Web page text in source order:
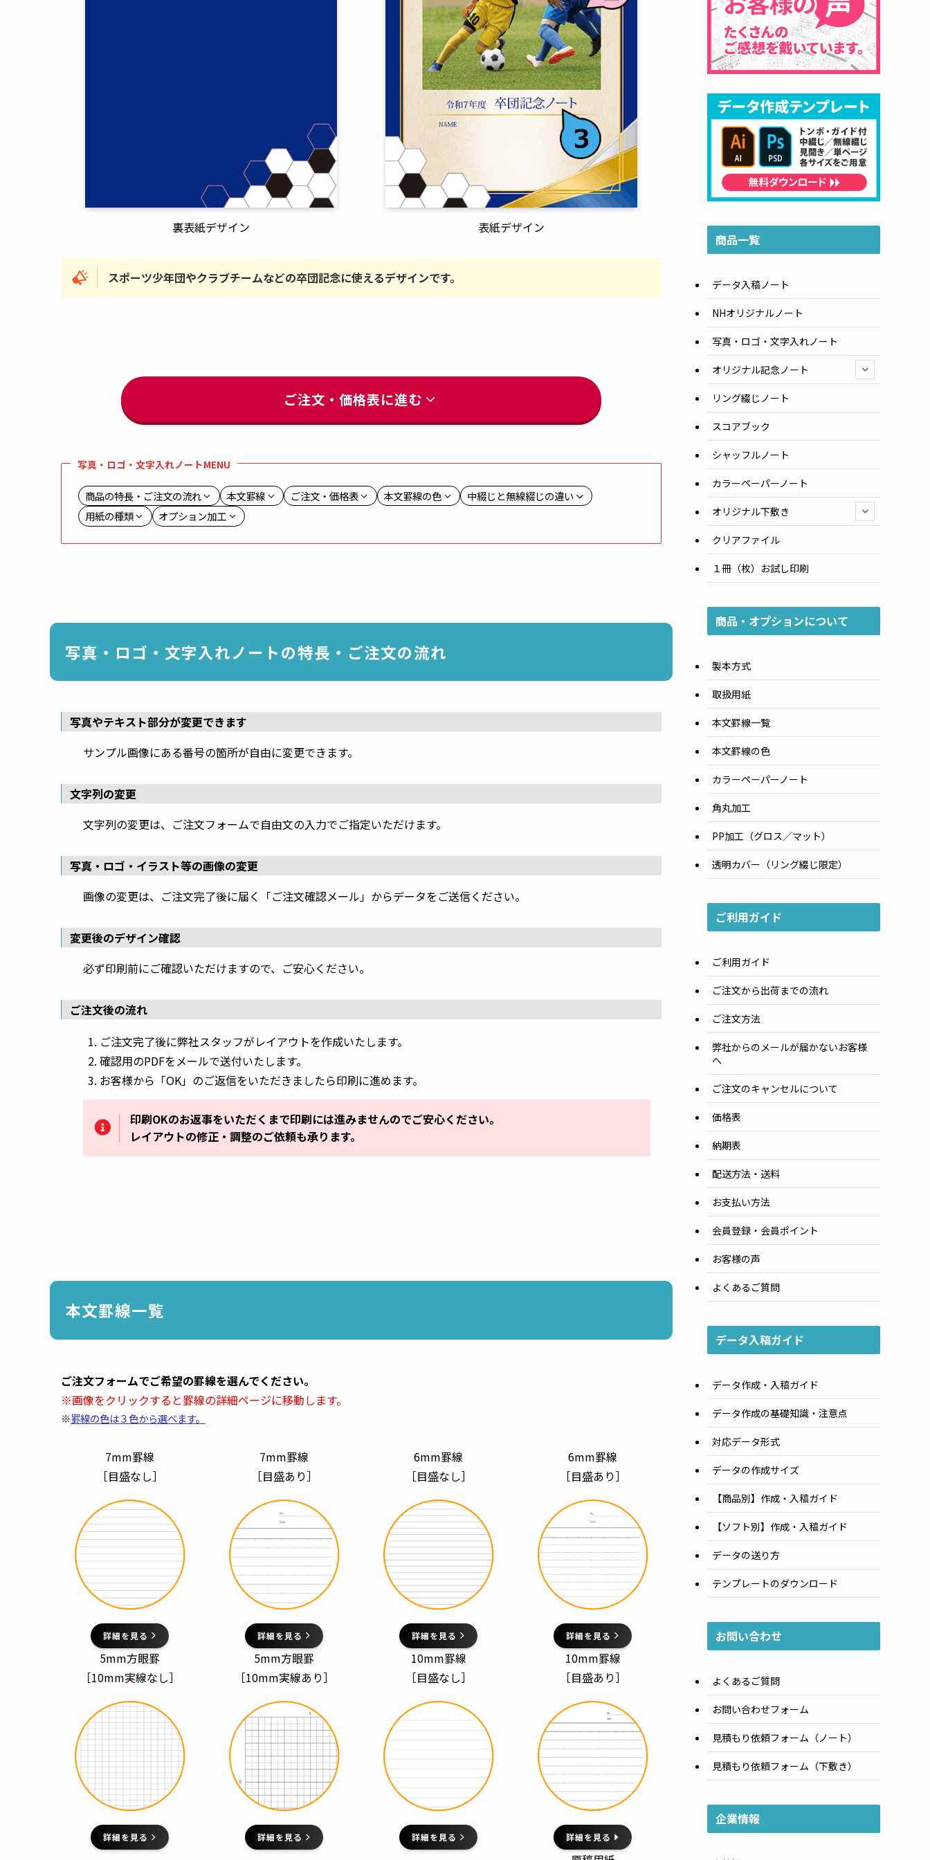
裏表紙デザイン 表紙デザイン
スポーツ少年団やクラブチームなどの卒団記念に使えるデザインです。
ご注文・価格表に進む
写真・ロゴ・文字入れノートMENU
商品の特長・ご注文の流れ 本文罫線 ご注文・価格表 本文罫線の色
中綴じと無線綴じの違い
用紙の種類
オプション加工
写真・ロゴ・文字入れノートの特長・ご注文の流れ
写真やテキスト部分が変更できます
サンプル画像にある番号の箇所が自由に変更できます。
文字列の変更
文字列の変更は、ご注文フォームで自由文の入力でご指定いただけます。
写真・ロゴ・イラスト等の画像の変更
画像の変更は、ご注文完了後に届く「ご注文確認メール」からデータをご送信ください。
変更後のデザイン確認
必ず印刷前にご確認いただけますので、ご安心ください。
ご注文後の流れ
ご注文完了後に弊社スタッフがレイアウトを作成いたします。
確認用のPDFをメールで送付いたします。
お客様から「OK」のご返信をいただきましたら印刷に進めます。
印刷OKのお返事をいただくまで印刷には進みませんのでご安心ください。
レイアウトの修正・調整のご依頼も承ります。
本文罫線一覧
ご注文フォームでご希望の罫線を選んでください。
※画像をクリックすると罫線の詳細ページに移動します。
※罫線の色は３色から選べます。
7mm罫線
［目盛なし］
詳細を見る
7mm罫線
［目盛あり］
詳細を見る
6mm罫線
［目盛なし］
詳細を見る
6mm罫線
［目盛あり］
詳細を見る
5mm方眼罫
［10mm実線なし］
詳細を見る
5mm方眼罫
［10mm実線あり］
詳細を見る
10mm罫線
［目盛なし］
詳細を見る
10mm罫線
［目盛あり］
詳細を見る
商品一覧
データ入稿ノート
NHオリジナルノート
写真・ロゴ・文字入れノート
オリジナル記念ノート
リング綴じノート
スコアブック
シャッフルノート
カラーペーパーノート
オリジナル下敷き
クリアファイル
１冊（枚）お試し印刷
商品・オプションについて
製本方式
取扱用紙
本文罫線一覧
本文罫線の色
カラーペーパーノート
角丸加工
PP加工（グロス／マット）
透明カバー（リング綴じ限定）
ご利用ガイド
ご利用ガイド
ご注文から出荷までの流れ
ご注文方法
弊社からのメールが届かないお客様
へ
ご注文のキャンセルについて
価格表
納期表
配送方法・送料
お支払い方法
会員登録・会員ポイント
お客様の声
よくあるご質問
データ入稿ガイド
データ作成・入稿ガイド
データ作成の基礎知識・注意点
対応データ形式
データの作成サイズ
【商品別】作成・入稿ガイド
【ソフト別】作成・入稿ガイド
データの送り方
テンプレートのダウンロード
お問い合わせ
よくあるご質問
お問い合わせフォーム
見積もり依頼フォーム（ノート）
見積もり依頼フォーム（下敷き）
企業情報